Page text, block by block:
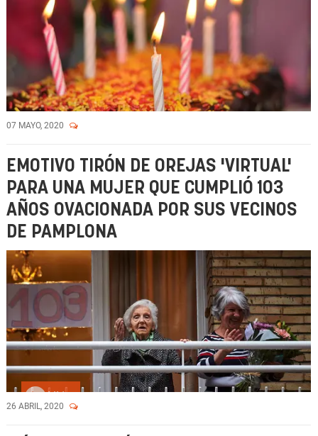
07 MAYO, 2020
EMOTIVO TIRÓN DE OREJAS 'VIRTUAL'
PARA UNA MUJER QUE CUMPLIÓ 103
AÑOS OVACIONADA POR SUS VECINOS
DE PAMPLONA
26 ABRIL, 2020